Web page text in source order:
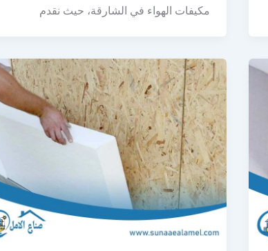
مكيفات الهواء في الشارقة، حيث نقدم